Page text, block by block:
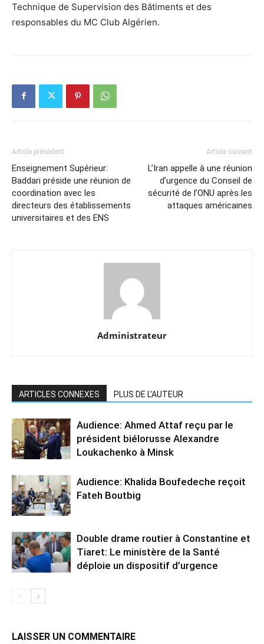
Technique de Supervision des Bâtiments et des
responsables du MC Club Algérien.
Article précédent
Enseignement Supérieur:
Baddari préside une réunion de
coordination avec les
directeurs des établissements
universitaires et des ENS
Article suivant
L’Iran appelle à une réunion
d’urgence du Conseil de
sécurité de l’ONU après les
attaques américaines
Administrateur
ARTICLES CONNEXES PLUS DE L'AUTEUR
Audience: Ahmed Attaf reçu par le
président biélorusse Alexandre
Loukachenko à Minsk
Audience: Khalida Boufedeche reçoit
Fateh Boutbig
Double drame routier à Constantine et
Tiaret: Le ministère de la Santé
déploie un dispositif d’urgence
LAISSER UN COMMENTAIRE